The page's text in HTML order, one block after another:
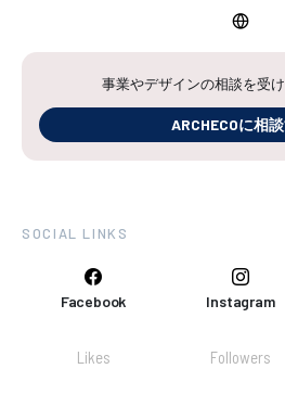
事業やデザインの相談を受け
ARCHECOに相
SOCIAL LINKS
Facebook
Likes
Instagram
Followers